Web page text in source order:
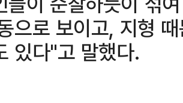
으로 보이고, 지형
있다"고 말했다.